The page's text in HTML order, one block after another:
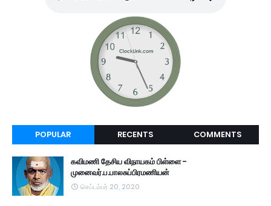
POPULAR RECENTS COMMENTS
கவிமணி தேசிய விநாயகம் பிள்ளை -
முனைவர்.ப.பாலசுப்பிரமணியன்
செப்டம்பர் 20, 2020